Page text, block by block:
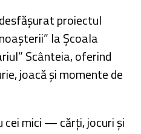
proiectul
la Școala
Scânteia, oferind
joacă și momente de
cei mici — cărți, jocuri și